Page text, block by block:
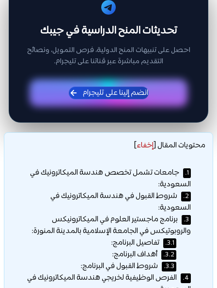
تحديثات المنح الدراسية في جيبك
احصل على تنبيهات المنح الدولية، فرص التمويل، ونصائح
التقديم مباشرة عبر قناتنا على تليجرام.
انضم إلينا على تليجرام
محتويات المقال[إخفاء]
1.
جامعات تشمل تخصص هندسة الميكاترونيك في
السعودية:
2.
شروط القبول في هندسة الميكاترونيك في
السعودية:
3.
برنامج ماجستير العلوم في الميكاترونيكس
والروبوتيكس في الجامعة الإسلامية بالمدينة المنورة:
3.1. تفاصيل البرنامج:
3.2. أهداف البرنامج:
3.3. شروط القبول في البرنامج:
4.
الفرص الوظيفية لخريجي هندسة الميكاترونيك في